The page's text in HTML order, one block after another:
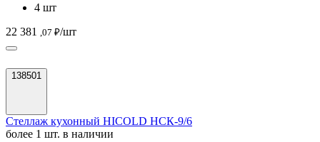
4 шт
22 381
,07 ₽/шт
138501
Стеллаж кухонный HICOLD НСК-9/6
более 1 шт. в наличии